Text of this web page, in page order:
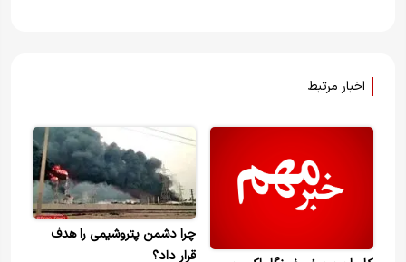
اخبار مرتبط
چرا دشمن پتروشیمی را هدف
قرار داد؟